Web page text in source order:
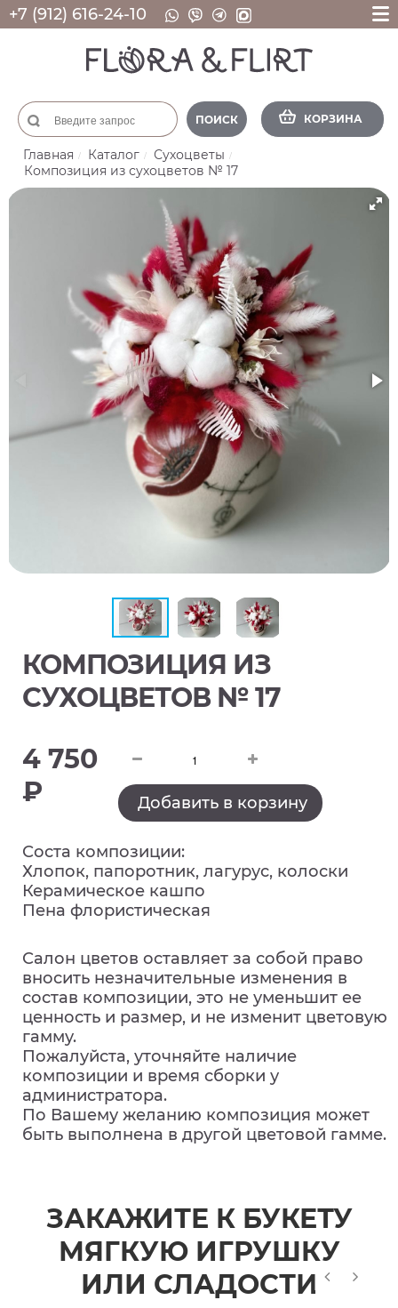
+7 (912) 616-24-10
ПОИСК КОРЗИНА
Главная Каталог
Сухоцветы
Композиция из сухоцветов № 17
КОМПОЗИЦИЯ ИЗ
СУХОЦВЕТОВ № 17
4 750
₽
Добавить в корзину
Соста композиции:
Хлопок, папоротник, лагурус, колоски
Керамическое кашпо
Пена флористическая
Салон цветов оставляет за собой право
вносить незначительные изменения в
состав композиции, это не уменьшит ее
ценность и размер, и не изменит цветовую
гамму.
Пожалуйста, уточняйте наличие
композиции и время сборки у
администратора.
По Вашему желанию композиция может
быть выполнена в другой цветовой гамме.
ЗАКАЖИТЕ К БУКЕТУ
МЯГКУЮ ИГРУШКУ
ИЛИ СЛАДОСТИ